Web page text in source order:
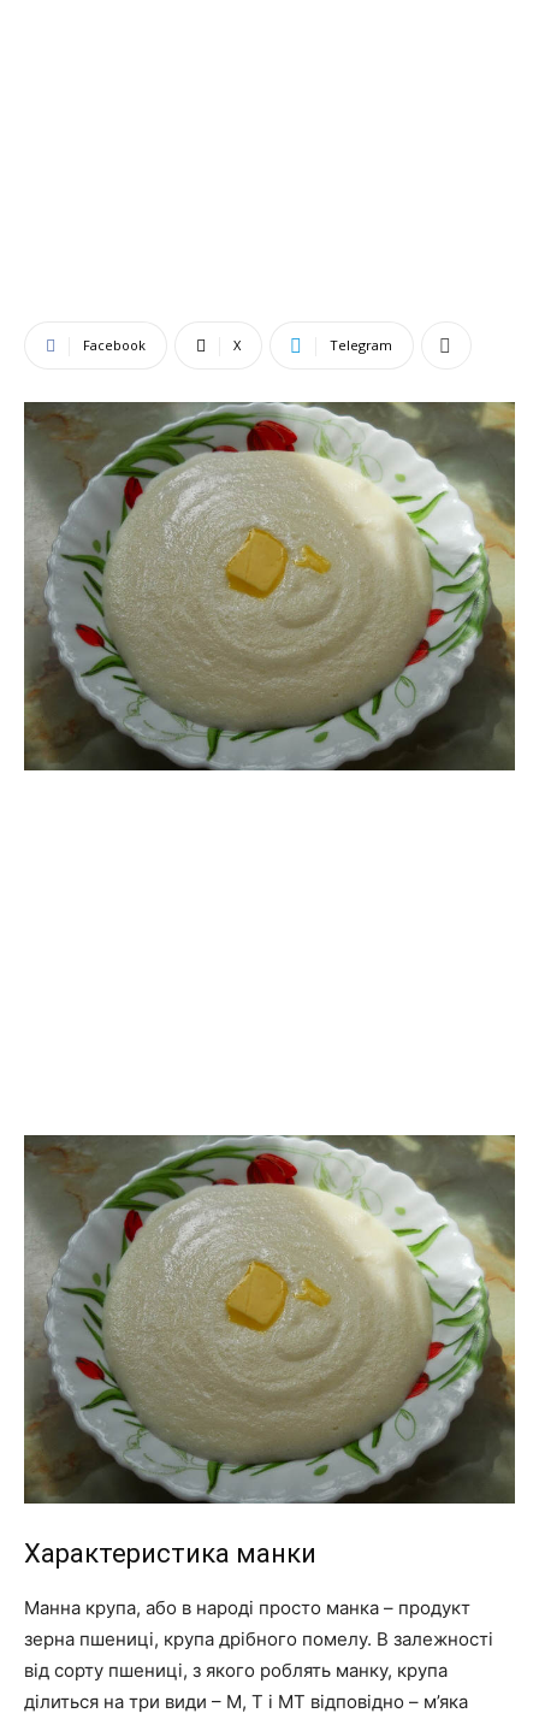
Facebook X Telegram
Характеристика манки
Манна крупа, або в народі просто манка – продукт
зерна пшениці, крупа дрібного помелу. В залежності
від сорту пшениці, з якого роблять манку, крупа
ділиться на три види – М, Т і МТ відповідно – м’яка